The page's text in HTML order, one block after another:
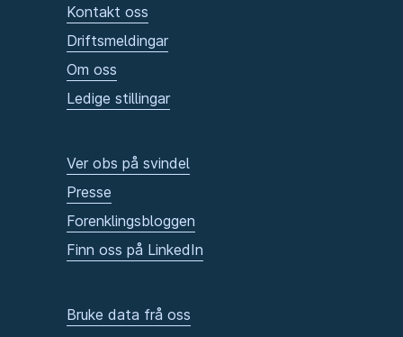
Kontakt oss
Driftsmeldingar
Om oss
Ledige stillingar
Ver obs på svindel
Presse
Forenklingsbloggen
Finn oss på LinkedIn
Bruke data frå oss